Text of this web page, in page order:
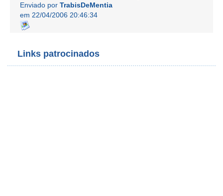
Enviado por TrabisDeMentia
em 22/04/2006 20:46:34
Links patrocinados